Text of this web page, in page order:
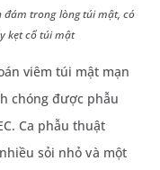
đám trong lòng túi mật, có
kẹt cổ túi mật
viêm túi mật mạn
chóng được phẫu
. Ca phẫu thuật
sỏi nhỏ và một